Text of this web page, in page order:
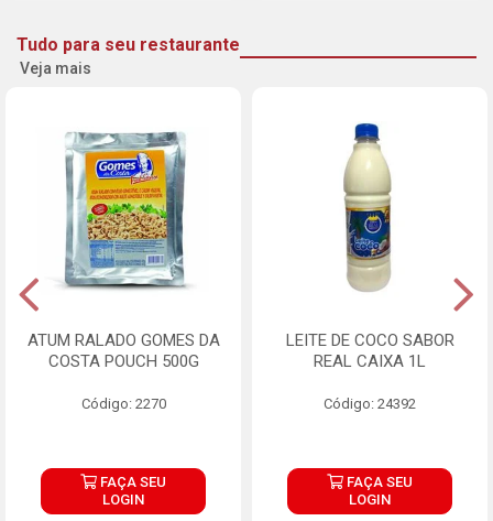
Tudo para seu restaurante
Veja mais
ATUM RALADO GOMES DA
COSTA POUCH 500G
Código: 2270
FAÇA SEU
LOGIN
LEITE DE COCO SABOR
REAL CAIXA 1L
Código: 24392
FAÇA SEU
LOGIN